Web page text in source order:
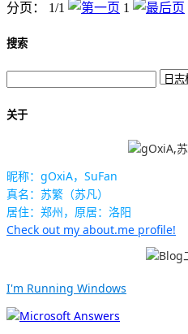
分页： 1/1
1
搜索
关于
昵称：gOxiA，SuFan
真名：苏繁（苏凡）
居住：郑州，原居：洛阳
Check out my about.me profile!
I'm Running Windows